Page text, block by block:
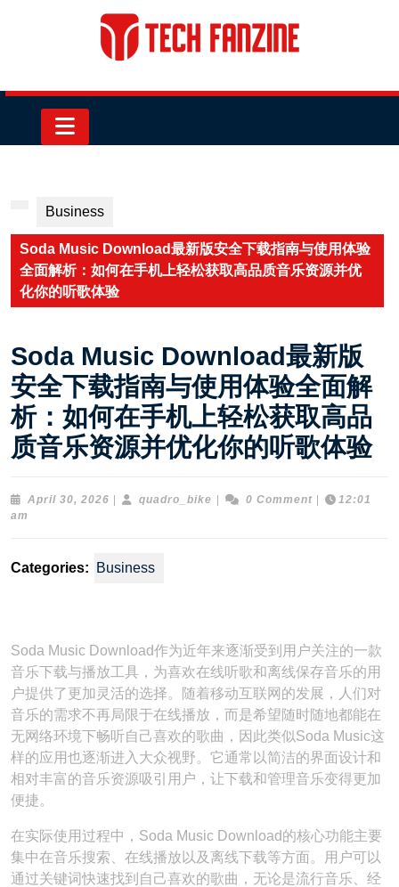
Business
Soda Music Download最新版安全下载指南与使用体验
全面解析：如何在手机上轻松获取高品质音乐资源并优
化你的听歌体验
Soda Music Download最新版
安全下载指南与使用体验全面解
析：如何在手机上轻松获取高品
质音乐资源并优化你的听歌体验
April 30, 2026 April
quadro_bike quadro_bike
0 Comment
12:01
am
Categories: Business
Soda Music Download作为近年来逐渐受到用户关注的一款
音乐下载与播放工具，为喜欢在线听歌和离线保存音乐的用
户提供了更加灵活的选择。随着移动互联网的发展，人们对
音乐的需求不再局限于在线播放，而是希望随时随地都能在
无网络环境下畅听自己喜欢的歌曲，因此类似Soda Music这
样的应用也逐渐进入大众视野。它通常以简洁的界面设计和
相对丰富的音乐资源吸引用户，让下载和管理音乐变得更加
便捷。
在实际使用过程中，Soda Music Download的核心功能主要
集中在音乐搜索、在线播放以及离线下载等方面。用户可以
通过关键词快速找到自己喜欢的歌曲，无论是流行音乐、经